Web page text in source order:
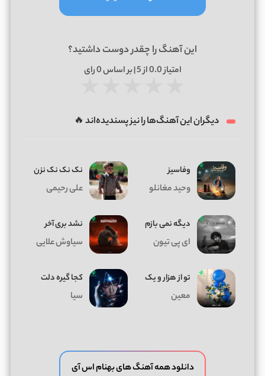
این آهنگ را چقدر دوست داشتید؟
امتیاز0.0از 5 | بر اساس 0رای
دیگران این آهنگ‌ها را نیز پسندیده‌اند 🔥
وفاسیز
وحید مغانلو
نک نک نک نزن
علی رحیمی
دیگه نمی بازم
ای پی تیون
نشد بری آخر
سیاوش علایی
تو از هزار و یک
معین
کجا گیره دلت
سیا
دانلود همه آهنگ های بهنام اس آی